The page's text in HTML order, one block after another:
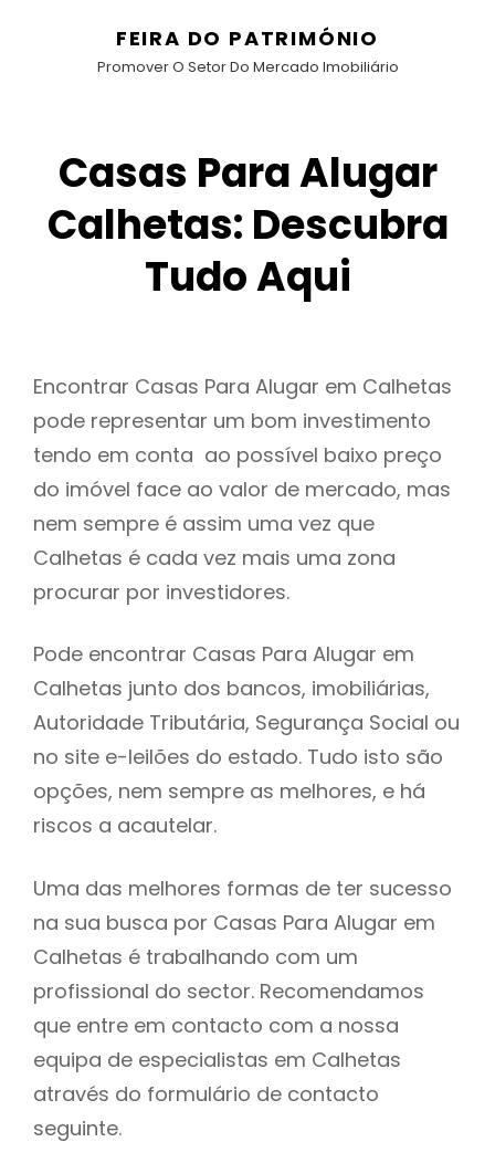
FEIRA DO PATRIMÓNIO
Promover O Setor Do Mercado Imobiliário
Casas Para Alugar
Calhetas: Descubra
Tudo Aqui
Encontrar Casas Para Alugar em Calhetas
pode representar um bom investimento
tendo em conta ao possível baixo preço
do imóvel face ao valor de mercado, mas
nem sempre é assim uma vez que
Calhetas é cada vez mais uma zona
procurar por investidores.
Pode encontrar Casas Para Alugar em
Calhetas junto dos bancos, imobiliárias,
Autoridade Tributária, Segurança Social ou
no site e-leilões do estado. Tudo isto são
opções, nem sempre as melhores, e há
riscos a acautelar.
Uma das melhores formas de ter sucesso
na sua busca por Casas Para Alugar em
Calhetas é trabalhando com um
profissional do sector. Recomendamos
que entre em contacto com a nossa
equipa de especialistas em Calhetas
através do formulário de contacto
seguinte.